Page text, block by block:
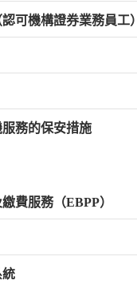
可機構證券業務員工）
務的保安措施
費服務（EBPP）
統